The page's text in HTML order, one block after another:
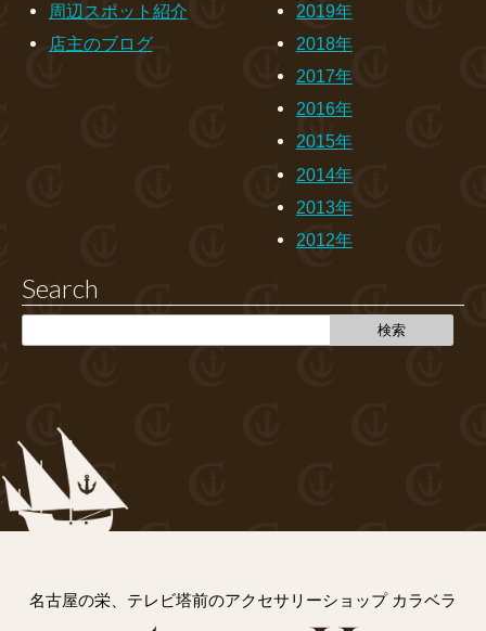
周辺スポット紹介
店主のブログ
2019年
2018年
2017年
2016年
2015年
2014年
2013年
2012年
Search
名古屋の栄、テレビ塔前のアクセサリーショップ カラベラ